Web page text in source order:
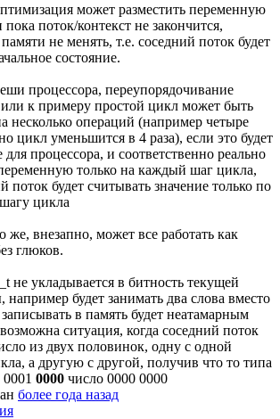
может разместить переменную
пока поток/контекст не закончится,
не менять, т.е. соседний поток будет
состояние.
процессора, переупорядочивание
к примеру простой цикл может быть
несколько операций (например четыре
цикл уменьшится в 4 раза), если это будет
процессора, и соответственно реально
только на каждый шаг цикла,
поток будет считывать значение только по
цикла
же, внезапно, может все работать как
глюков.
не укладывается в битность текущей
например будет занимать два слова вместо
в память будет неатамарным
ситуация, когда соседний поток
из двух половинок, одну с одной
а другую с другой, получив что то типа
0000 число 0000 0000
более года назад